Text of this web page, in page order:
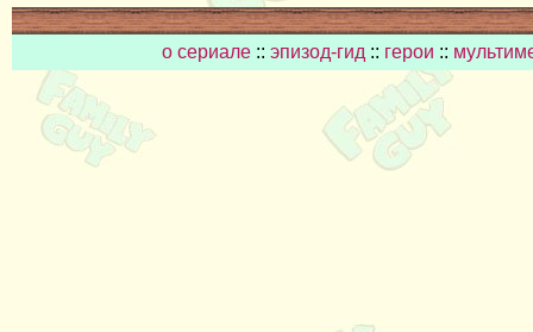
о сериале :: эпизод-гид :: герои ::